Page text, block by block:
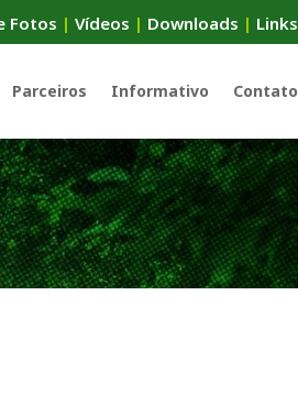
Fotos | Vídeos | Downloads | Links
Parceiros Informativo Contato